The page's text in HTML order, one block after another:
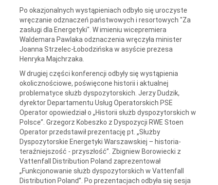
Po okazjonalnych wystąpieniach odbyło się uroczyste
wręczanie odznaczeń państwowych i resortowych "Za
zasługi dla Energetyki". W imieniu wicepremiera
Waldemara Pawlaka odznaczenia wręczyła minister
Joanna Strzelec-Łobodzińska w asyście prezesa
Henryka Majchrzaka.
W drugiej części konferencji odbyły się wystąpienia
okolicznościowe, poświęcone historii i aktualnej
problematyce służb dyspozytorskich. Jerzy Dudzik,
dyrektor Departamentu Usług Operatorskich PSE
Operator opowiedział o „Historii służb dyspozytorskich w
Polsce”. Grzegorz Kobeszko z Dyspozycji RWE Stoen
Operator przedstawił prezentację pt. „Służby
Dyspozytorskie Energetyki Warszawskiej – historia-
teraźniejszość - przyszłość”. Zbigniew Borowiecki z
Vattenfall Distribution Poland zaprezentował
„Funkcjonowanie służb dyspozytorskich w Vattenfall
Distribution Poland”. Po prezentacjach odbyła się sesja